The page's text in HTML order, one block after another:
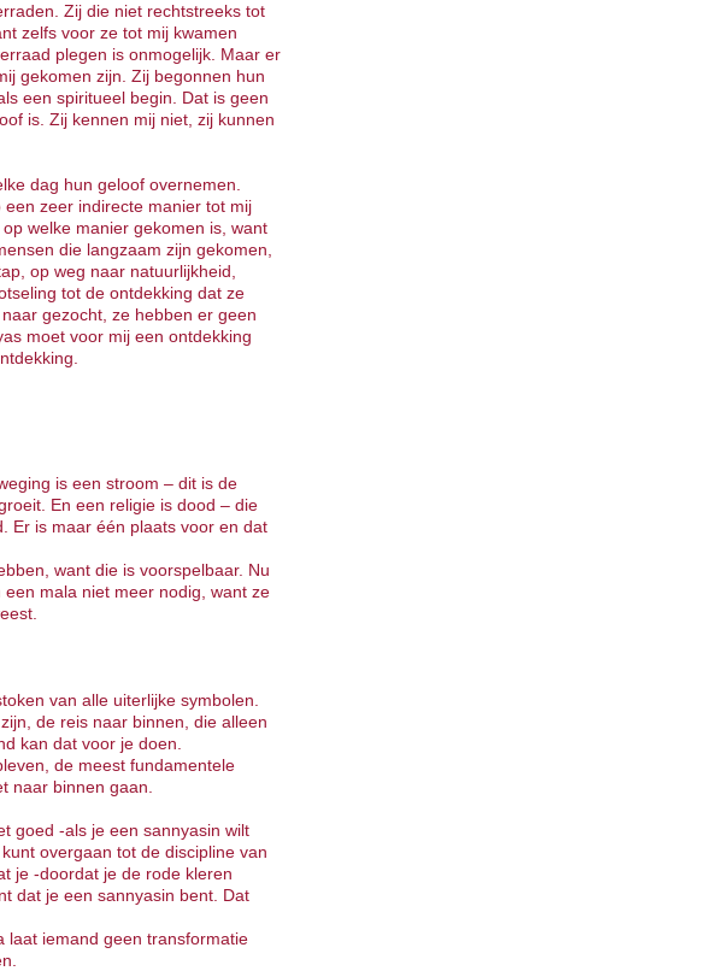
Zij die niet rechtstreeks tot
zelfs voor ze tot mij kwamen
plegen is onmogelijk. Maar er
gekomen zijn. Zij begonnen hun
een spiritueel begin. Dat is geen
is. Zij kennen mij niet, zij kunnen
dag hun geloof overnemen.
zeer indirecte manier tot mij
welke manier gekomen is, want
die langzaam zijn gekomen,
op weg naar natuurlijkheid,
tot de ontdekking dat ze
gezocht, ze hebben er geen
moet voor mij een ontdekking
is een stroom – dit is de
En een religie is dood – die
Er is maar één plaats voor en dat
want die is voorspelbaar. Nu
mala niet meer nodig, want ze
van alle uiterlijke symbolen.
de reis naar binnen, die alleen
kan dat voor je doen.
de meest fundamentele
naar binnen gaan.
goed -als je een sannyasin wilt
overgaan tot de discipline van
je -doordat je de rode kleren
dat je een sannyasin bent. Dat
laat iemand geen transformatie